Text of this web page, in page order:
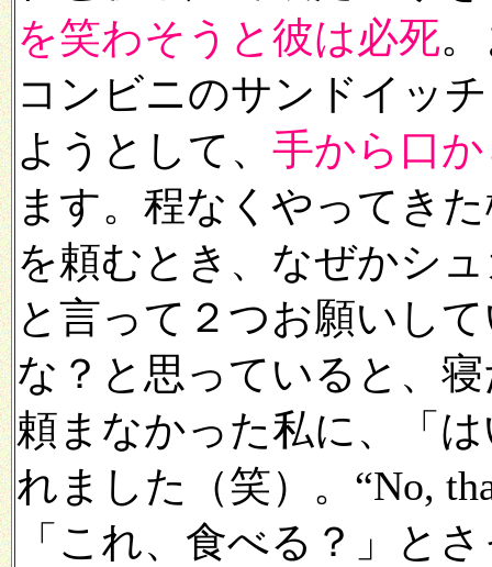
を笑わそうと彼は必死
コンビニのサンドイッ
ようとして、 手から口
ます。程なくやってき
を頼むとき、なぜかシ
と言って２つお願いし
な？と思っていると、
頼まなかった私に、「
れました（笑）。“No,
「これ、食べる？」と